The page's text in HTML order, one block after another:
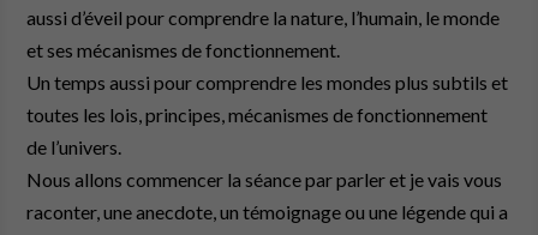
aussi d’éveil pour comprendre la nature, l’humain, le monde
et ses mécanismes de fonctionnement.
Un temps aussi pour comprendre les mondes plus subtils et
toutes les lois, principes, mécanismes de fonctionnement
de l’univers.
Nous allons commencer la séance par parler et je vais vous
raconter, une anecdote, un témoignage ou une légende qui a